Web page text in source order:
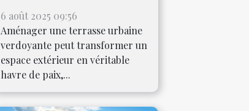
6 août 2025 09:56
Aménager une terrasse urbaine
verdoyante peut transformer un
espace extérieur en véritable
havre de paix,...